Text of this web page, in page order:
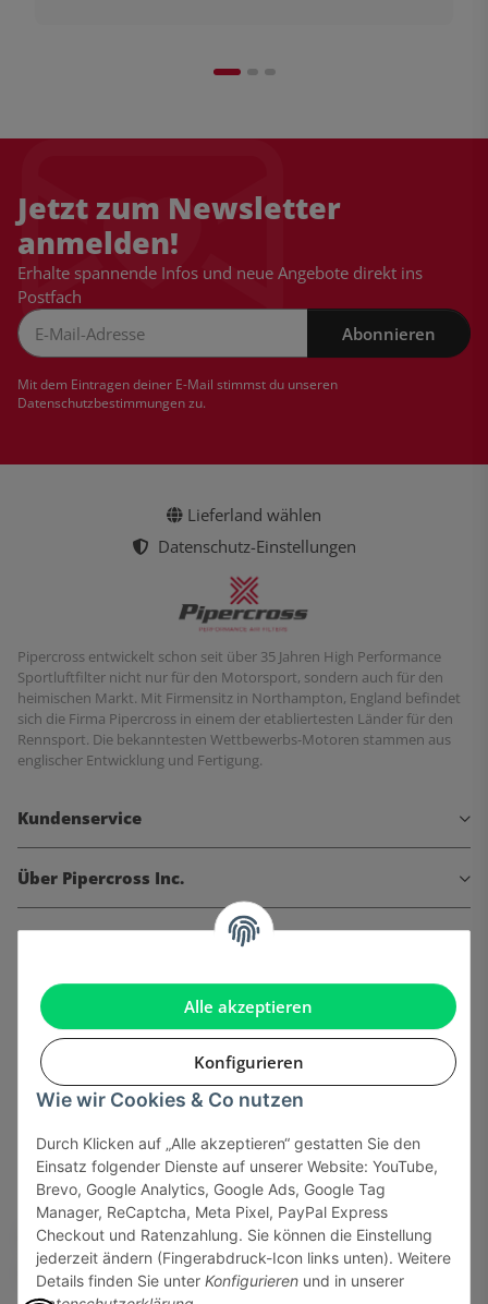
Alle akzeptieren
Konfigurieren
Wie wir Cookies & Co nutzen
Durch Klicken auf „Alle akzeptieren“ gestatten Sie den
Einsatz folgender Dienste auf unserer Website: YouTube,
Brevo, Google Analytics, Google Ads, Google Tag
Manager, ReCaptcha, Meta Pixel, PayPal Express
Checkout und Ratenzahlung. Sie können die Einstellung
jederzeit ändern (Fingerabdruck-Icon links unten). Weitere
Details finden Sie unter Konfigurieren und in unserer
Jetzt zum Newsletter
anmelden!
Erhalte spannende Infos und neue Angebote direkt ins
Postfach
Abonnieren
Mit dem Eintragen deiner E-Mail stimmst du unseren
Datenschutzbestimmungenzu.
Lieferland wählen
Datenschutz-Einstellungen
Pipercross entwickelt schon seit über 35 Jahren High Performance
Sportluftfilter nicht nur für den Motorsport, sondern auch für den
heimischen Markt. Mit Firmensitz in Northampton, England befindet
sich die Firma Pipercross in einem der etabliertesten Länder für den
Rennsport. Die bekanntesten Wettbewerbs-Motoren stammen aus
englischer Entwicklung und Fertigung.
Kundenservice
Über Pipercross Inc.
Informationen
Gesetzliche Informationen
Sicher bezahlen via: